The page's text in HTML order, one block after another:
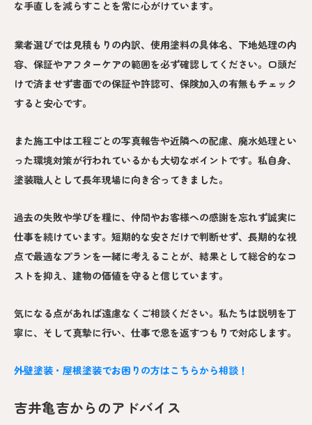
な手直しを減らすことを常に心がけています。
業者選びでは見積もりの内訳、使用塗料の具体名、下地処理の内
容、保証やアフターケアの範囲を必ず確認してください。口頭だ
けで済ませず書面での保証や許認可、保険加入の有無もチェック
すると安心です。
また施工中は工程ごとの写真報告や近隣への配慮、廃水処理とい
った環境対策が行われているかも大切なポイントです。私自身、
塗装職人として長年現場に向き合ってきました。
過去の失敗や学びを糧に、仲間やお客様への感謝を忘れず誠実に
仕事を続けています。短期的な安さだけで判断せず、長期的な視
点で最適なプランを一緒に考えることが、結果として総合的なコ
ストを抑え、建物の価値を守ると信じています。
気になる点があれば遠慮なくご相談ください。私たちは説明を丁
寧に、そして真摯に行い、仕事で恩を返すつもりで対応します。
外壁塗装・屋根塗装でお困りの方はこちらから相談！
吉井亀吉からのアドバイス